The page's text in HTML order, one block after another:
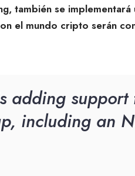
también se
el mundo cripto serán
adding support
including an